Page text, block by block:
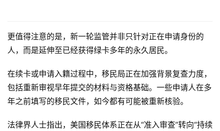
更值得注意的是，新一轮监管并非只针对正在申请身份的
人，而是延伸至已经获得绿卡多年的永久居民。
在续卡或申请入籍过程中，移民局正在加强背景复查力度，
包括重新审视早年提交的材料与资格基础。一些申请人在多
年之前填写的移民文件，如今都有可能被重新核验。
法律界人士指出，美国移民体系正在从“准入审查”转向“持续